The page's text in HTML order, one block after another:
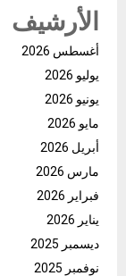
الأرشيف
أغسطس 2026
يوليو 2026
يونيو 2026
مايو 2026
أبريل 2026
مارس 2026
فبراير 2026
يناير 2026
ديسمبر 2025
نوفمبر 2025